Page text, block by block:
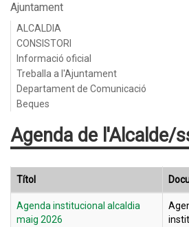
Ajuntament
ALCALDIA
CONSISTORI
Informació oficial
Treballa a l'Ajuntament
Departament de Comunicació
Beques
Agenda de l'Alcalde/
Títol
Agenda institucional alcaldia
maig 2026